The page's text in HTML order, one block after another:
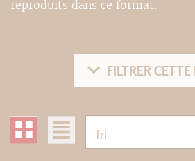
reproduits dans ce format.
FILTRER CETTE